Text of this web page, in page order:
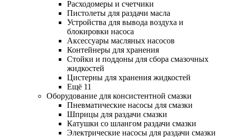
Расходомеры и счетчики
Пистолеты для раздачи масла
Устройства для вывода воздуха и
блокировки насоса
Аксессуары масляных насосов
Контейнеры для хранения
Стойки и поддоны для сбора смазочных
жидкостей
Цистерны для хранения жидкостей
Ещё 11
Оборудование для консистентной смазки
Пневматические насосы для смазки
Шприцы для раздачи смазки
Катушки со шлангом раздачи смазки
Электрические насосы для раздачи смазки